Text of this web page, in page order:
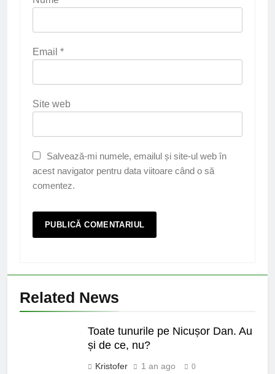
Email *
Site web
Salvează-mi numele, emailul și site-ul web în
acest navigator pentru data viitoare când o să
comentez.
Related News
Toate tunurile pe Nicușor Dan. Au
și de ce, nu?
Kristofer 1 an ago 0